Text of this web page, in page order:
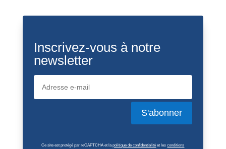
Inscrivez-vous à notre
newsletter
S'abonner
Ce site est protégé par reCAPTCHA et lapolitique de confidentialité et lesconditions